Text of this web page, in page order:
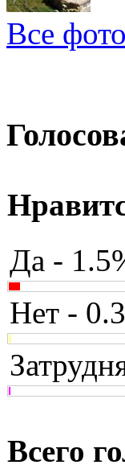
Все фото
Да -
Нет -
Всего